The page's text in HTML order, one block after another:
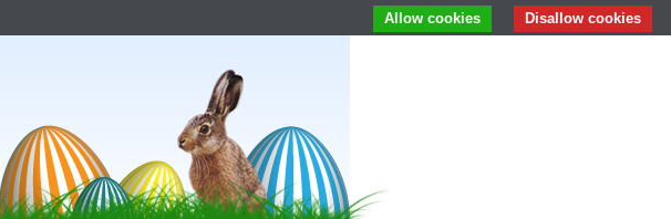
Disallow cookies
Allow cookies